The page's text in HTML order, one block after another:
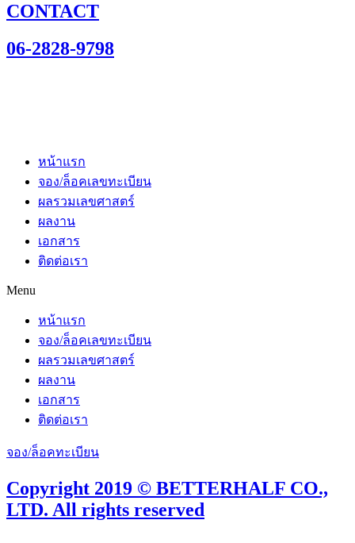
CONTACT
06-2828-9798
หน้าแรก
จอง/ล็อคเลขทะเบียน
ผลรวมเลขศาสตร์
ผลงาน
เอกสาร
ติดต่อเรา
Menu
หน้าแรก
จอง/ล็อคเลขทะเบียน
ผลรวมเลขศาสตร์
ผลงาน
เอกสาร
ติดต่อเรา
จอง/ล็อคทะเบียน
Copyright 2019 © BETTERHALF CO.,
LTD. All rights reserved